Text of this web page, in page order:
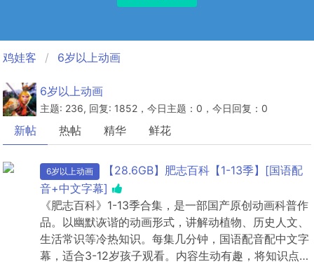
鸡娃客 6岁以上动画
6岁以上动画
主题: 236, 回复: 1852，今日主题：0，今日回复：0
新帖 热帖 精华 鲜花
6岁以上动画
【28.6GB】肥志百科【1-13季】[国语配
音+中文字幕]
《肥志百科》1-13季合集，是一部国产原创动画科普作
品。以幽默诙谐的动画形式，讲解动植物、历史人文、
生活常识等冷热知识。每集几分钟，国语配音配中文字
幕，适合3-12岁孩子观看。内容生动有趣，将知识点融